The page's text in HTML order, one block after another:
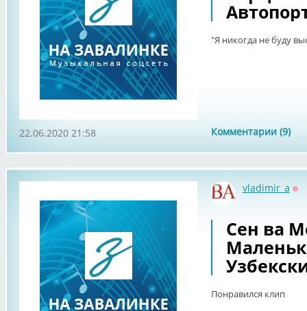
"Я никогда не буду
Комментарии (9)
22.06.2020 21:58
vladimir_a
Сен ва
Понравился клип